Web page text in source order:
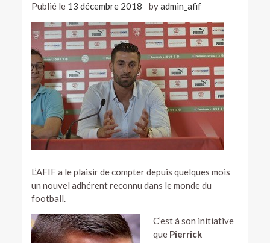
Publié le 13 décembre 2018 byadmin_afif
L’AFIF a le plaisir de compter depuis quelques mois
un nouvel adhérent reconnu dans le monde du
football.
C’est à son initiative
que Pierrick